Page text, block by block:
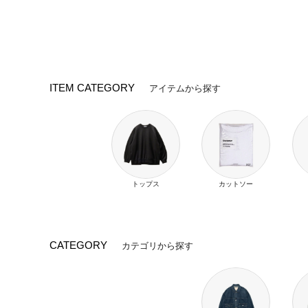
ITEM CATEGORY アイテムから探す
トップス カットソー
CATEGORY カテゴリから探す